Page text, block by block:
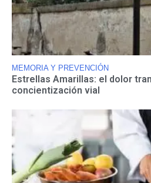
MEMORIA Y PREVENCIÓN
Estrellas Amarillas: el dolor
concientización vial